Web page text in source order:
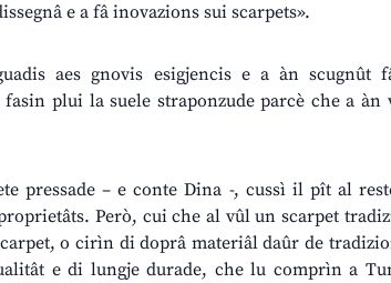
e a fâ inovazions sui scarpets».
aes gnovis esigjencis e a àn scugnût
plui la suele straponzude parcè che a
pressade – e conte Dina -, cussì il pît al
Però, cui che al vûl un scarpet
o cirìn di doprâ materiâl daûr de
e di lungje durade, che lu comprìn a